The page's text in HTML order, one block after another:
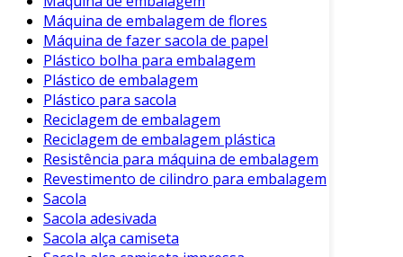
Máquina de embalagem de flores
Máquina de fazer sacola de papel
Plástico bolha para embalagem
Plástico de embalagem
Plástico para sacola
Reciclagem de embalagem
Reciclagem de embalagem plástica
Resistência para máquina de embalagem
Revestimento de cilindro para embalagem
Sacola
Sacola adesivada
Sacola alça camiseta